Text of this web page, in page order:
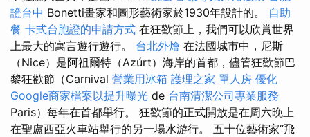
證台中 Bonetti畫家和圖形藝術家於1930年設計的。 自助
餐 卡式台胞證的申請方式 在狂歡節上，我們可以欣賞世界
上最大的寓言遊行遊行。 台北外燴 在法國城市中，尼斯
（Nice）是阿祖爾特（Azúrt）海岸的首都，儘管狂歡節巴
黎狂歡節（Carnival 營業用冰箱 護理之家 單人房 優化
Google商家檔案以提升曝光 de 台南清潔公司專業服務
Paris）每年在首都舉行。 狂歡節的正式開放是在周六晚上
在聖盧西亞火車站舉行的另一場水游行。 五十位藝術家“飛